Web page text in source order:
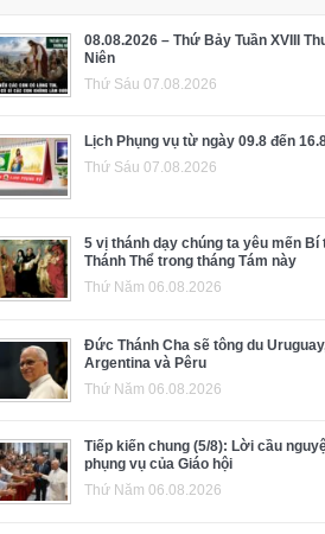
08.08.2026 – Thứ Bảy Tuần XVIII
Niên
Thứ Sáu 07.08.2026
Lịch Phụng vụ từ ngày 09.8 đến
Thứ Sáu 07.08.2026
5 vị thánh dạy chúng ta yêu mến Bí
Thánh Thể trong tháng Tám này
Thứ Năm 06.08.2026
Đức Thánh Cha sẽ tông du
Argentina và Pêru
Thứ Năm 06.08.2026
Tiếp kiến chung (5/8): Lời cầu
phụng vụ của Giáo hội
Thứ Năm 06.08.2026